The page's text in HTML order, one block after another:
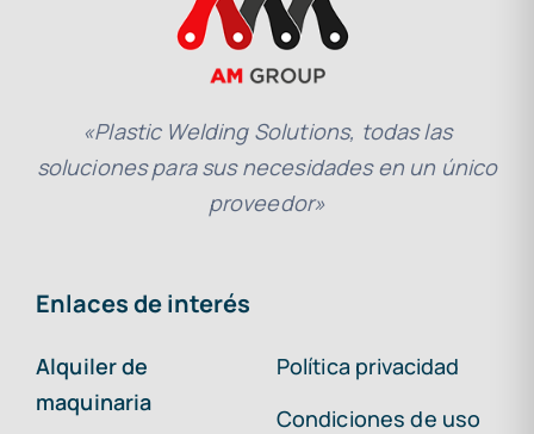
«Plastic Welding Solutions, todas las
soluciones para sus necesidades en un único
proveedor»
Enlaces de interés
Alquiler de
maquinaria
Política privacidad
Condiciones de uso